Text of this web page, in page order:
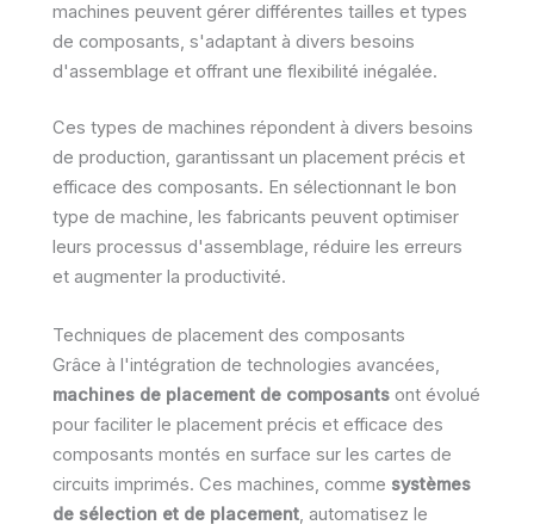
machines peuvent gérer différentes tailles et types
de composants, s'adaptant à divers besoins
d'assemblage et offrant une flexibilité inégalée.
Ces types de machines répondent à divers besoins
de production, garantissant un placement précis et
efficace des composants. En sélectionnant le bon
type de machine, les fabricants peuvent optimiser
leurs processus d'assemblage, réduire les erreurs
et augmenter la productivité.
Techniques de placement des composants
Grâce à l'intégration de technologies avancées,
machines de placement de composants ont évolué
pour faciliter le placement précis et efficace des
composants montés en surface sur les cartes de
circuits imprimés. Ces machines, comme systèmes
de sélection et de placement , automatisez le